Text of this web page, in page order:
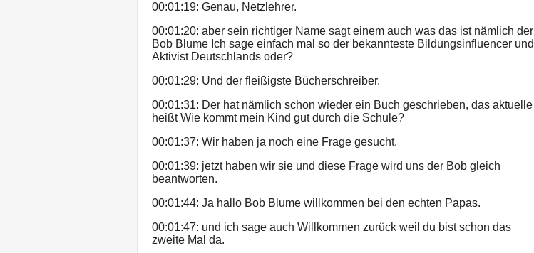
00:01:19: Genau, Netzlehrer.
00:01:20: aber sein richtiger Name sagt einem auch was das ist nämlich der
Bob Blume Ich sage einfach mal so der bekannteste Bildungsinfluencer und
Aktivist Deutschlands oder?
00:01:29: Und der fleißigste Bücherschreiber.
00:01:31: Der hat nämlich schon wieder ein Buch geschrieben, das aktuelle
heißt Wie kommt mein Kind gut durch die Schule?
00:01:37: Wir haben ja noch eine Frage gesucht.
00:01:39: jetzt haben wir sie und diese Frage wird uns der Bob gleich
beantworten.
00:01:44: Ja hallo Bob Blume willkommen bei den echten Papas.
00:01:47: und ich sage auch Willkommen zurück weil du bist schon das
zweite Mal da.